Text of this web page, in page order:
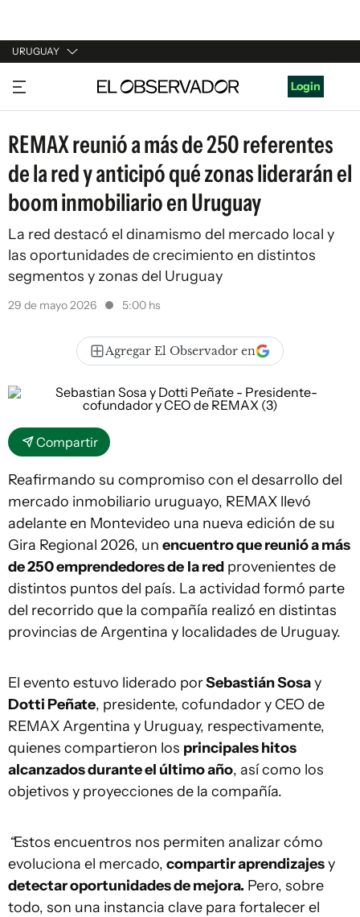
URUGUAY
URUGUAY
ARGENTINA
ESPAÑA
ESTADOS UNIDOS
Login
REMAX reunió a más de 250 referentes
de la red y anticipó qué zonas liderarán el
boom inmobiliario en Uruguay
La red destacó el dinamismo del mercado local y
las oportunidades de crecimiento en distintos
segmentos y zonas del Uruguay
29 de mayo 2026 5:00 hs
Agregar El Observador en
Compartir
Reafirmando su compromiso con el desarrollo del
mercado inmobiliario uruguayo, REMAX llevó
adelante en Montevideo una nueva edición de su
Gira Regional 2026, un encuentro que reunió a más
de 250 emprendedores de la red provenientes de
distintos puntos del país. La actividad formó parte
del recorrido que la compañía realizó en distintas
provincias de Argentina y localidades de Uruguay.
El evento estuvo liderado porSebastián Sosay
Dotti Peñate, presidente, cofundador y CEO de
REMAX Argentina y Uruguay, respectivamente,
quienes compartieron los principales hitos
alcanzados durante el último año, así como los
objetivos y proyecciones de la compañía.
“Estos encuentros nos permiten analizar cómo
evoluciona el mercado, compartir aprendizajesy
detectar oportunidades de mejora. Pero, sobre
todo, son una instancia clave para fortalecer el